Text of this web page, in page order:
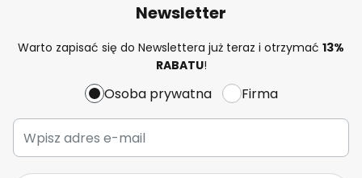
Newsletter
Warto zapisać się do Newslettera już teraz i otrzymać 13%
RABATU!
Osoba prywatna Firma